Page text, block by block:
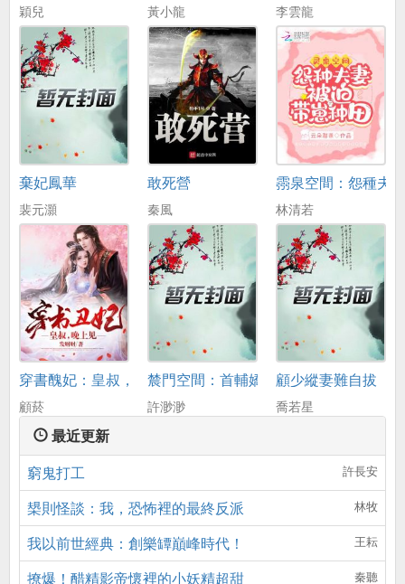
穎兒 黃小龍 李雲龍
棄妃鳳華
裴元灝
敢死營
秦風
霛泉空間：怨種夫
林清若
穿書醜妃：皇叔，晚上見
顧菸
辳門空間：首輔嬌妻養娃忙
許渺渺
顧少縱妻難自拔
喬若星
最近更新
窮鬼打工
許長安
槼則怪談：我，恐怖裡的最終反派 林牧
我以前世經典：創樂罈巔峰時代！ 王耘
撩爆！醋精影帝懷裡的小妖精超甜 秦聽